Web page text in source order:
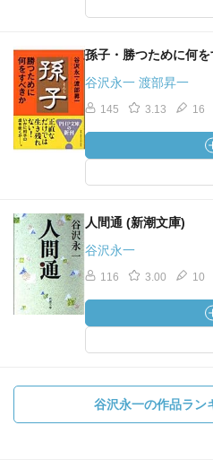
孫子・勝つために何
谷沢永一 渡部昇一
145 3.13 16
人間通 (新潮文庫)
谷沢永一
116 3.00 10
谷沢永一の作品ラン